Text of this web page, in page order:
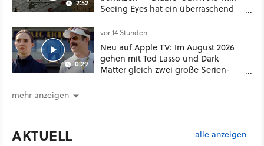
2:52
Seeing Eyes hat ein überraschend
0:29
vor 14 Stunden
Neu auf Apple TV: Im August 2026
gehen mit Ted Lasso und Dark
Matter gleich zwei große Serien-
mehr anzeigen
AKTUELL alle anzeigen